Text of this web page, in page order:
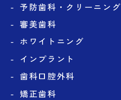
予防歯科・クリーニング
審美歯科
ホワイトニング
インプラント
歯科口腔外科
矯正歯科